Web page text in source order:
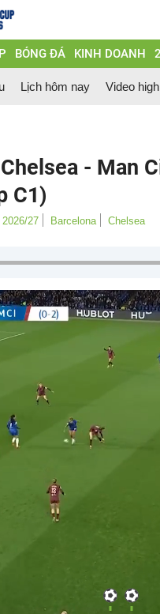
BÓNG ĐÁ KINH DOANH
Lịch hôm nay Video
- Man
C1)
27 Barcelona Chelsea